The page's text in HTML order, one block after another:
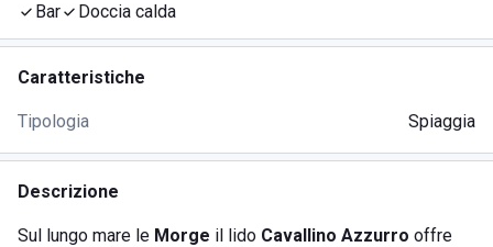
Bar
Doccia calda
Caratteristiche
Tipologia Spiaggia
Descrizione
Sul lungo mare le Morge il lido Cavallino Azzurro offre